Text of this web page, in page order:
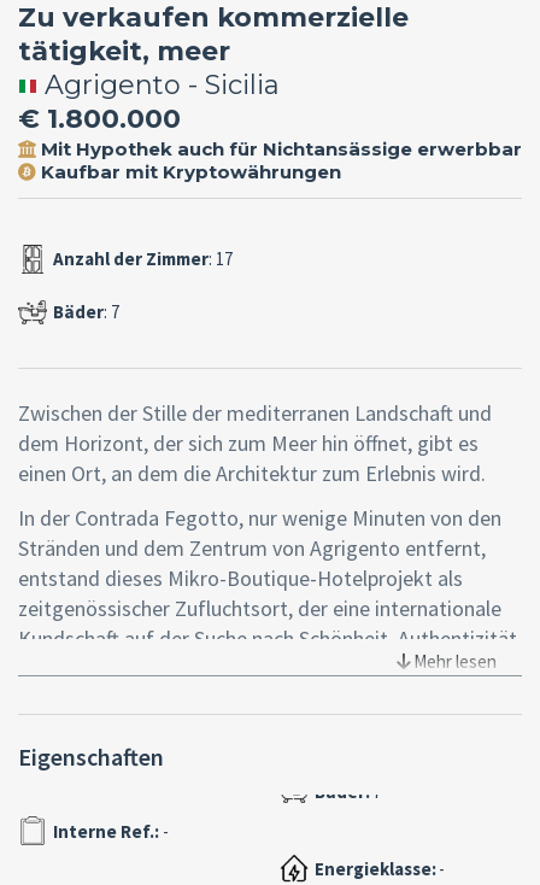
Zu verkaufen kommerzielle
tätigkeit, meer
Agrigento - Sicilia
€ 1.800.000
Mit Hypothek auch für Nichtansässige erwerbbar
Kaufbar mit Kryptowährungen
Anzahl der Zimmer: 17
Bäder: 7
Zwischen der Stille der mediterranen Landschaft und
dem Horizont, der sich zum Meer hin öffnet, gibt es
einen Ort, an dem die Architektur zum Erlebnis wird.
In der Contrada Fegotto, nur wenige Minuten von den
Stränden und dem Zentrum von Agrigento entfernt,
entstand dieses Mikro-Boutique-Hotelprojekt als
zeitgenössischer Zufluchtsort, der eine internationale
Kundschaft auf der Suche nach Schönheit, Authentizität
und Diskretion aufnehmen soll.
EIN PROJEKT, DAS DIE LANDSCHAFT INTERPRETIERT
Das von Architrend Architecture entworfene Konzept
basiert auf einem wesentlichen Prinzip: den Raum mit
dem Licht und dem Land in Dialog treten lassen. Reine
Linien, horizontale Volumen, natürliche Materialien. Die
Architektur öffnet sich nach außen und beseitigt jede
Mehr lesen
Eigenschaften
Interne Ref.: -
Energieklasse:-